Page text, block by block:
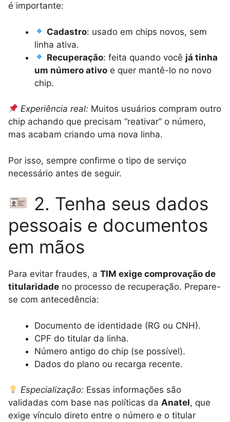
é importante:
Cadastro: usado em chips novos, sem
linha ativa.
Recuperação: feita quando você já tinha
um número ativo e quer mantê-lo no novo
chip.
Experiência real: Muitos usuários compram outro
chip achando que precisam “reativar” o número,
mas acabam criando uma nova linha.
Por isso, sempre confirme o tipo de serviço
necessário antes de seguir.
2. Tenha seus dados
pessoais e documentos
em mãos
Para evitar fraudes, a TIM exige comprovação de
titularidade no processo de recuperação. Prepare-
se com antecedência:
Documento de identidade (RG ou CNH).
CPF do titular da linha.
Número antigo do chip (se possível).
Dados do plano ou recarga recente.
Especialização: Essas informações são
validadas com base nas políticas da Anatel, que
exige vínculo direto entre o número e o titular